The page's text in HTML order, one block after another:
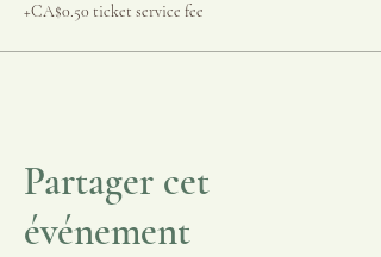
+CA$0.50 ticket service fee
Partager cet
événement